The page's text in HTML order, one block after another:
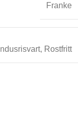
Franke
Indusrisvart, Rostfritt